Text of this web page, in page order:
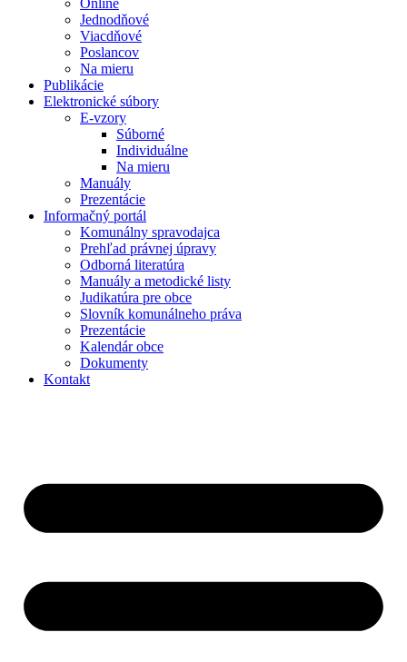
Online
Jednodňové
Viacdňové
Poslancov
Na mieru
Publikácie
Elektronické súbory
E-vzory
Súborné
Individuálne
Na mieru
Manuály
Prezentácie
Informačný portál
Komunálny spravodajca
Prehľad právnej úpravy
Odborná literatúra
Manuály a metodické listy
Judikatúra pre obce
Slovník komunálneho práva
Prezentácie
Kalendár obce
Dokumenty
Kontakt